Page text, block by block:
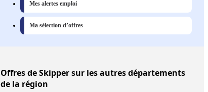
Mes alertes emploi
Ma sélection d’offres
Offresde Skipper sur les autres départements
de la région